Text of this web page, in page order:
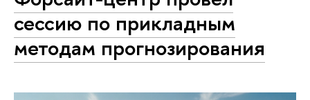
сессию по прикладным
методам прогнозирования